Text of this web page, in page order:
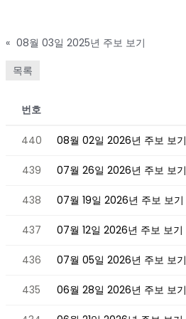
« 08월 03일 2025년 주보 보기
목록
번호
440 08월 02일 2026년 주보 보기
439 07월 26일 2026년 주보 보기
438 07월 19일 2026년 주보 보기
437 07월 12일 2026년 주보 보기
436 07월 05일 2026년 주보 보기
435 06월 28일 2026년 주보 보기